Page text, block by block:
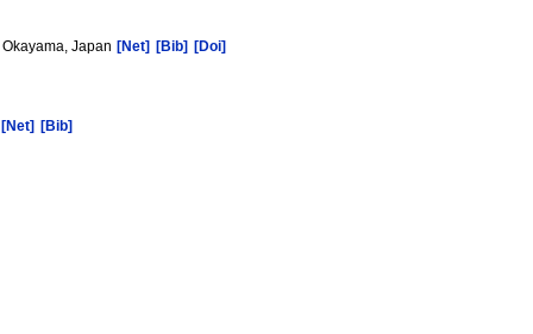
Japan [Net] [Bib]
[Doi]
[Net] [Bib]